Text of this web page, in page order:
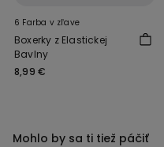
6 Farba v zľave
Boxerky z Elastickej
Bavlny
8,99 €
Mohlo by sa ti tiež páčiť